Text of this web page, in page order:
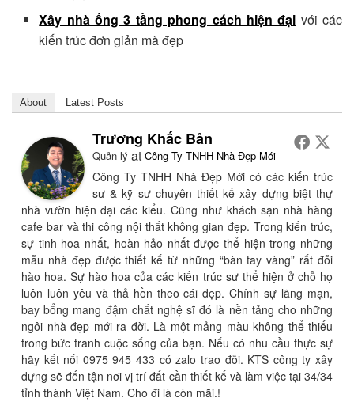
Xây nhà ống 3 tầng phong cách hiện đại với các
kiến trúc đơn giản mà đẹp
About Latest Posts
Trương Khắc Bản
Quản lý at Công Ty TNHH Nhà Đẹp Mới
Công Ty TNHH Nhà Đẹp Mới có các kiến trúc
sư & kỹ sư chuyên thiết kế xây dựng biệt thự
nhà vườn hiện đại các kiểu. Cũng như khách sạn nhà hàng
cafe bar và thi công nội thất không gian đẹp. Trong kiến trúc,
sự tinh hoa nhất, hoàn hảo nhất được thể hiện trong những
mẫu nhà đẹp được thiết kế từ những “bàn tay vàng” rất đỗi
hào hoa. Sự hào hoa của các kiến trúc sư thể hiện ở chỗ họ
luôn luôn yêu và thả hồn theo cái đẹp. Chính sự lãng mạn,
bay bổng mang đậm chất nghệ sĩ đó là nền tảng cho những
ngôi nhà đẹp mới ra đời. Là một mảng màu không thể thiếu
trong bức tranh cuộc sống của bạn. Nếu có nhu cầu thực sự
hãy kết nối 0975 945 433 có zalo trao đỗi. KTS công ty xây
dựng sẽ đến tận nơi vị trí đất cần thiết kế và làm việc tại 34/34
tỉnh thành Việt Nam. Cho đi là còn mãi.!